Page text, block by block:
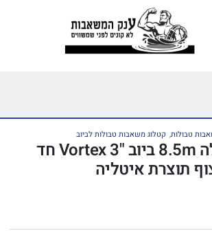
טבולות, קטלוג משאבות טבולות לביוב
משאבה טבולה 8.5m ביוב "3 Vortex חד
תוצרת איטליה